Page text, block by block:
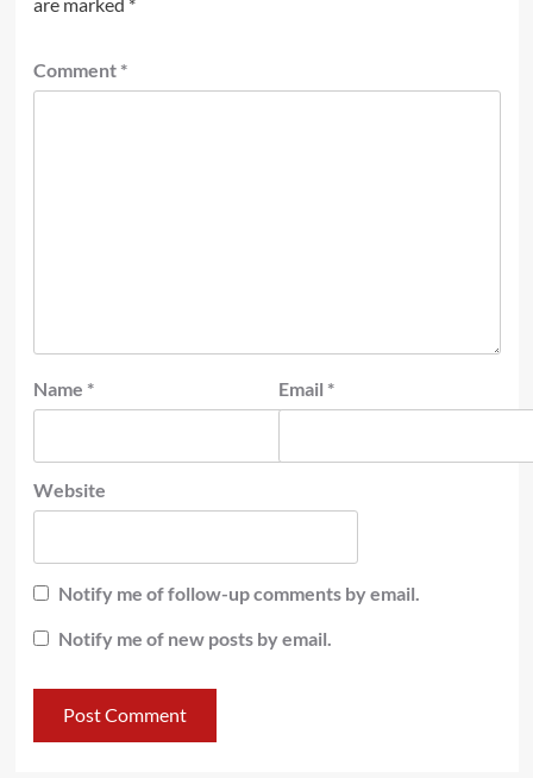
Comment *
Name * Email *
Website
Notify me of follow-up comments by email.
Notify me of new posts by email.